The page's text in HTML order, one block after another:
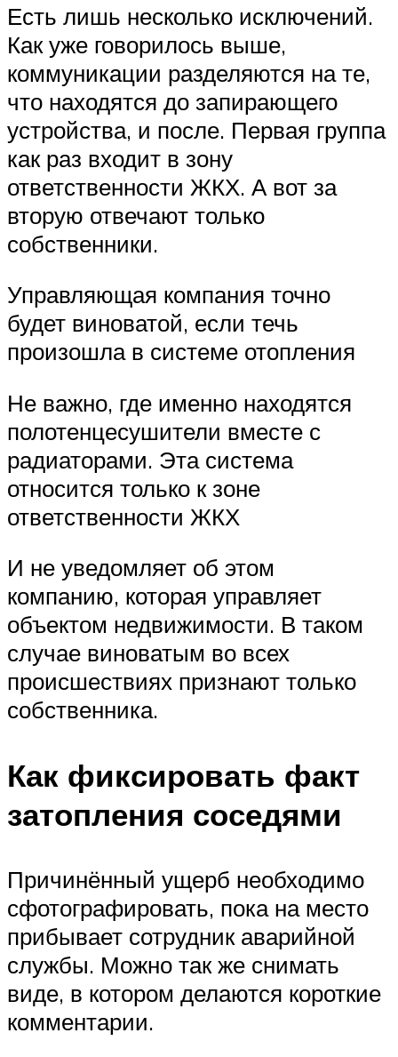
Есть лишь несколько исключений.
Как уже говорилось выше,
коммуникации разделяются на те,
что находятся до запирающего
устройства, и после. Первая группа
как раз входит в зону
ответственности ЖКХ. А вот за
вторую отвечают только
собственники.
Управляющая компания точно
будет виноватой, если течь
произошла в системе отопления
Не важно, где именно находятся
полотенцесушители вместе с
радиаторами. Эта система
относится только к зоне
ответственности ЖКХ
И не уведомляет об этом
компанию, которая управляет
объектом недвижимости. В таком
случае виноватым во всех
происшествиях признают только
собственника.
Как фиксировать факт
затопления соседями
Причинённый ущерб необходимо
сфотографировать, пока на место
прибывает сотрудник аварийной
службы. Можно так же снимать
виде, в котором делаются короткие
комментарии.